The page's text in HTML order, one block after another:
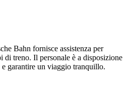
Bahn fornisce assistenza per
di treno. Il personale è a disposizione
garantire un viaggio tranquillo.